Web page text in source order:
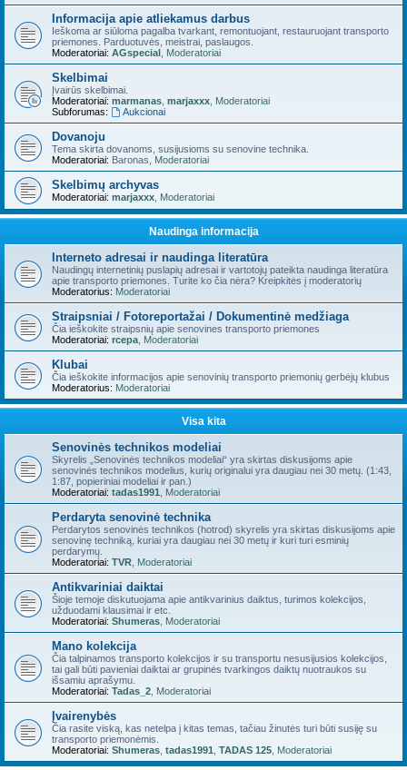
Informacija apie atliekamus darbus
Ieškoma ar siūloma pagalba tvarkant, remontuojant, restauruojant transporto
priemones. Parduotuvės, meistrai, paslaugos.
Moderatoriai: AGspecial Moderatoriai
Skelbimai
Įvairūs skelbimai.
Moderatoriai: marmanas marjaxxx Moderatoriai
Subforumas:
Aukcionai
Dovanoju
Tema skirta dovanoms, susijusioms su senovine technika.
Moderatoriai: Baronas Moderatoriai
Skelbimų archyvas
Moderatoriai: marjaxxx Moderatoriai
Naudinga informacija
Interneto adresai ir naudinga literatūra
Naudingų internetinių puslapių adresai ir vartotojų pateikta naudinga literatūra
apie transporto priemones. Turite ko čia nėra? Kreipkitės į moderatorių
Moderatorius: Moderatoriai
Straipsniai / Fotoreportažai / Dokumentinė medžiaga
Čia ieškokite straipsnių apie senovines transporto priemones
Moderatoriai: rcepa Moderatoriai
Klubai
Čia ieškokite informacijos apie senovinių transporto priemonių gerbėjų klubus
Moderatorius: Moderatoriai
Visa kita
Senovinės technikos modeliai
Skyrelis „Senovinės technikos modeliai“ yra skirtas diskusijoms apie
senovinės technikos modelius, kurių originalui yra daugiau nei 30 metų. (1:43,
1:87, popieriniai modeliai ir pan.)
Moderatoriai: tadas1991 Moderatoriai
Perdaryta senovinė technika
Perdarytos senovinės technikos (hotrod) skyrelis yra skirtas diskusijoms apie
senovinę techniką, kuriai yra daugiau nei 30 metų ir kuri turi esminių
perdarymų.
Moderatoriai: TVR Moderatoriai
Antikvariniai daiktai
Šioje temoje diskutuojama apie antikvarinius daiktus, turimos kolekcijos,
užduodami klausimai ir etc.
Moderatoriai: Shumeras Moderatoriai
Mano kolekcija
Čia talpinamos transporto kolekcijos ir su transportu nesusijusios kolekcijos,
tai gali būti pavieniai daiktai ar grupinės tvarkingos daiktų nuotraukos su
išsamiu aprašymu.
Moderatoriai: Tadas_2 Moderatoriai
Įvairenybės
Čia rasite viską, kas netelpa į kitas temas, tačiau žinutės turi būti susiję su
transporto priemonėmis.
Moderatoriai: Shumeras tadas1991 TADAS 125 Moderatoriai